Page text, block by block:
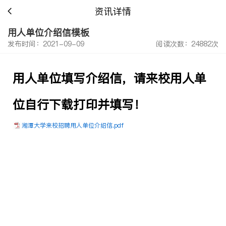
资讯详情
用人单位介绍信模板
发布时间：2021-09-09 阅读次数：24882次
用人单位填写介绍信，请来校用人单
位自行下载打印并填写！
湘潭大学来校招聘用人单位介绍信.pdf